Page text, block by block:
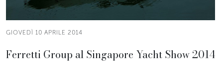
GIOVEDÌ 10 APRILE 2014
Ferretti Group al Singapore Yacht Show 2014